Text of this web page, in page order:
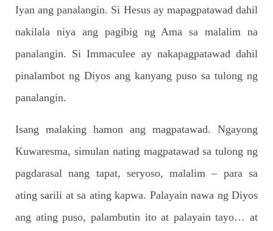
Iyan ang panalangin. Si Hesus ay mapagpatawad dahil
nakilala niya ang pagibig ng Ama sa malalim na
panalangin. Si Immaculee ay nakapagpatawad dahil
pinalambot ng Diyos ang kanyang puso sa tulong ng
panalangin.
Isang malaking hamon ang magpatawad. Ngayong
Kuwaresma, simulan nating magpatawad sa tulong ng
pagdarasal nang tapat, seryoso, malalim – para sa
ating sarili at sa ating kapwa. Palayain nawa ng Diyos
ang ating puso, palambutin ito at palayain tayo… at